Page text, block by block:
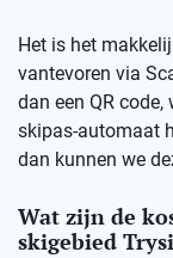
Het is het
vantevoren via
dan een QR
skipas-automaat
dan kunnen we
Wat zijn de
skigebied